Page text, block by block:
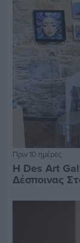
Πριν 10 ημέρες
Η Des Art
Δέσποινας